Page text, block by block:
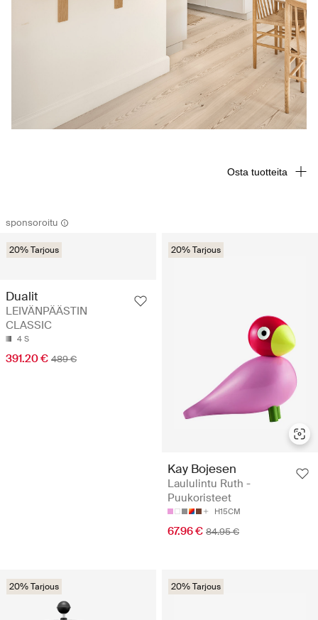
sponsoroitu
20% Tarjous
Dualit
LEIVÄNPÄÄSTIN
CLASSIC
4 S
391.20 € 489 €
20% Tarjous
Kay Bojesen
Laululintu Ruth -
Puukoristeet
H15CM
67.96 € 84.95 €
20% Tarjous 20% Tarjous
Osta tuotteita